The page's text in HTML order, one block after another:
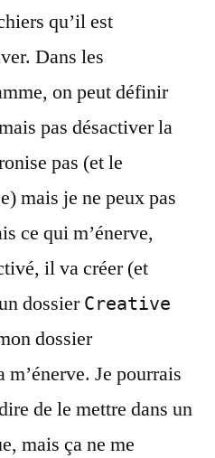
qu’il est
Dans les
on peut définir
pas désactiver la
pas (et le
mais je ne peux pas
ce qui m’énerve,
il va créer (et
dossier Creative
dossier
m’énerve. Je pourrais
de le mettre dans un
mais ça ne me